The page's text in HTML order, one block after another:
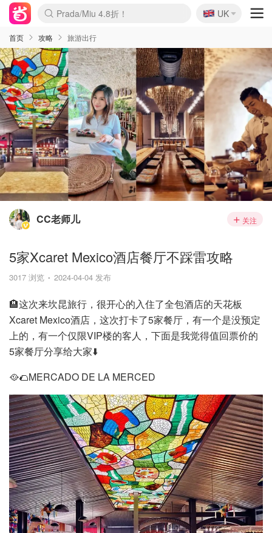
麦卢卡蜂蜜夏促！个位数！
Prada/Miu 4.8折！
啥？必胜客披萨5折！
🇬🇧
UK
首页 攻略 旅游出行
CC老师儿 关注
5家Xcaret Mexico酒店餐厅不踩雷攻略
3017 浏览 2024-04-04 发布
🏨这次来坎昆旅行，很开心的入住了全包酒店的天花板
Xcaret Mexico酒店，这次打卡了5家餐厅，有一个是没预定
上的，有一个仅限VIP楼的客人，下面是我觉得值回票价的
5家餐厅分享给大家⬇️
🥘🌮MERCADO DE LA MERCED